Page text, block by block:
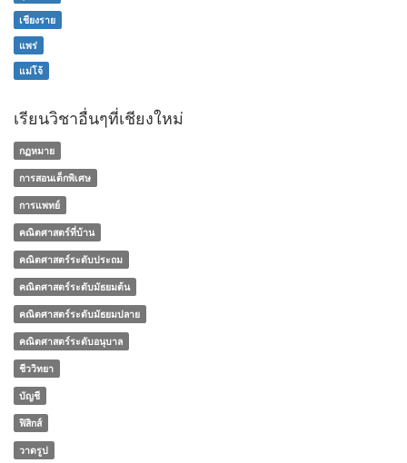
เชียงราย
แพร่
แม่โจ้
เรียนวิชาอื่นๆที่เชียงใหม่
กฏหมาย
การสอนเด็กพิเศษ
การแพทย์
คณิตศาสตร์ที่บ้าน
คณิตศาสตร์ระดับประถม
คณิตศาสตร์ระดับมัธยมต้น
คณิตศาสตร์ระดับมัธยมปลาย
คณิตศาสตร์ระดับอนุบาล
ชีววิทยา
บัญชี
ฟิสิกส์
วาดรูป